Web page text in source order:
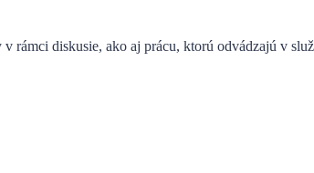
rámci diskusie, ako aj prácu, ktorú odvádzajú v